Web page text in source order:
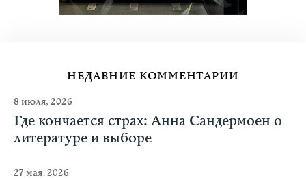
НЕДАВНИЕ КОММЕНТАРИИ
8 июля, 2026
Где кончается страх: Анна Сандермоен о
литературе и выборе
27 мая, 2026